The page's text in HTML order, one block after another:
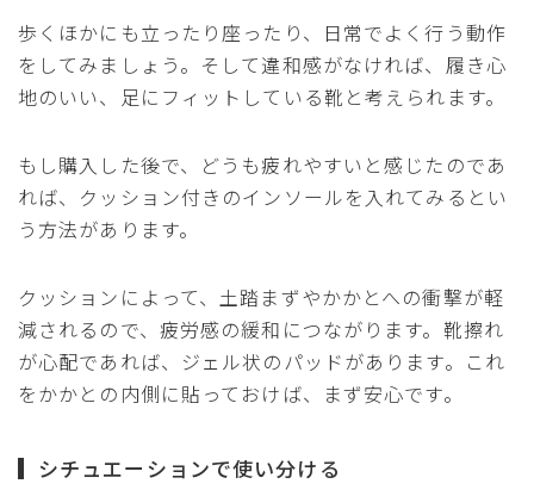
歩くほかにも立ったり座ったり、日常でよく行う動作
をしてみましょう。そして違和感がなければ、履き心
地のいい、足にフィットしている靴と考えられます。
もし購入した後で、どうも疲れやすいと感じたのであ
れば、クッション付きのインソールを入れてみるとい
う方法があります。
クッションによって、土踏まずやかかとへの衝撃が軽
減されるので、疲労感の緩和につながります。靴擦れ
が心配であれば、ジェル状のパッドがあります。これ
をかかとの内側に貼っておけば、まず安心です。
シチュエーションで使い分ける